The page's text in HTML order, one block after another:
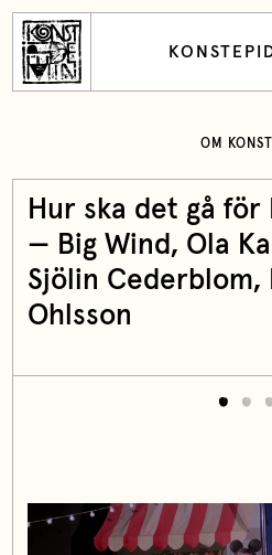
OM
Hur ska det gå för
— Big Wind, Ola
Sjölin Cederblom,
Ohlsson